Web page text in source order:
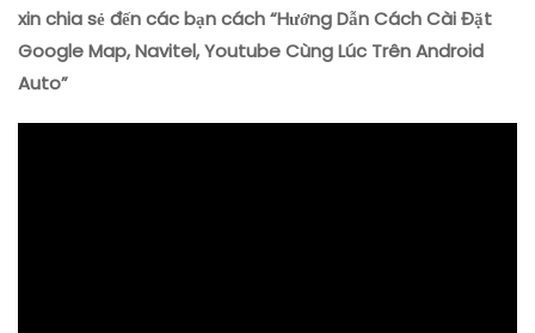
Cài
Đặt
Google
Map,
Navitel,
xin chia sẻ đến các bạn cách “Hướng Dẫn Cách Cài Đặt
Google Map, Navitel, Youtube Cùng Lúc Trên Android
Auto”